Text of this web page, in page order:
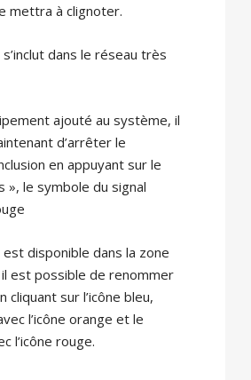
mettra à clignoter.
s’inclut dans le réseau très
ajouté au système, il
d’arrêter le
en appuyant sur le
», le symbole du signal
est disponible dans la zone
il est possible de renommer
cliquant sur l’icône bleu,
l’icône orange et le
l’icône rouge.